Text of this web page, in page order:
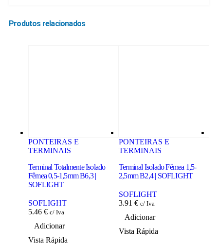
Produtos relacionados
PONTEIRAS E
TERMINAIS
Terminal Totalmente Isolado
Fêmea 0,5-1,5mm B6,3 |
SOFLIGHT
SOFLIGHT
5.46 € c/ Iva
Adicionar
Vista Rápida
PONTEIRAS E
TERMINAIS
Terminal Isolado Fêmea 1,5-
2,5mm B2,4 | SOFLIGHT
SOFLIGHT
3.91 € c/ Iva
Adicionar
Vista Rápida